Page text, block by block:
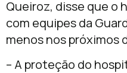
Queiroz, disse que o
com equipes da
menos nos próximos
– A proteção do